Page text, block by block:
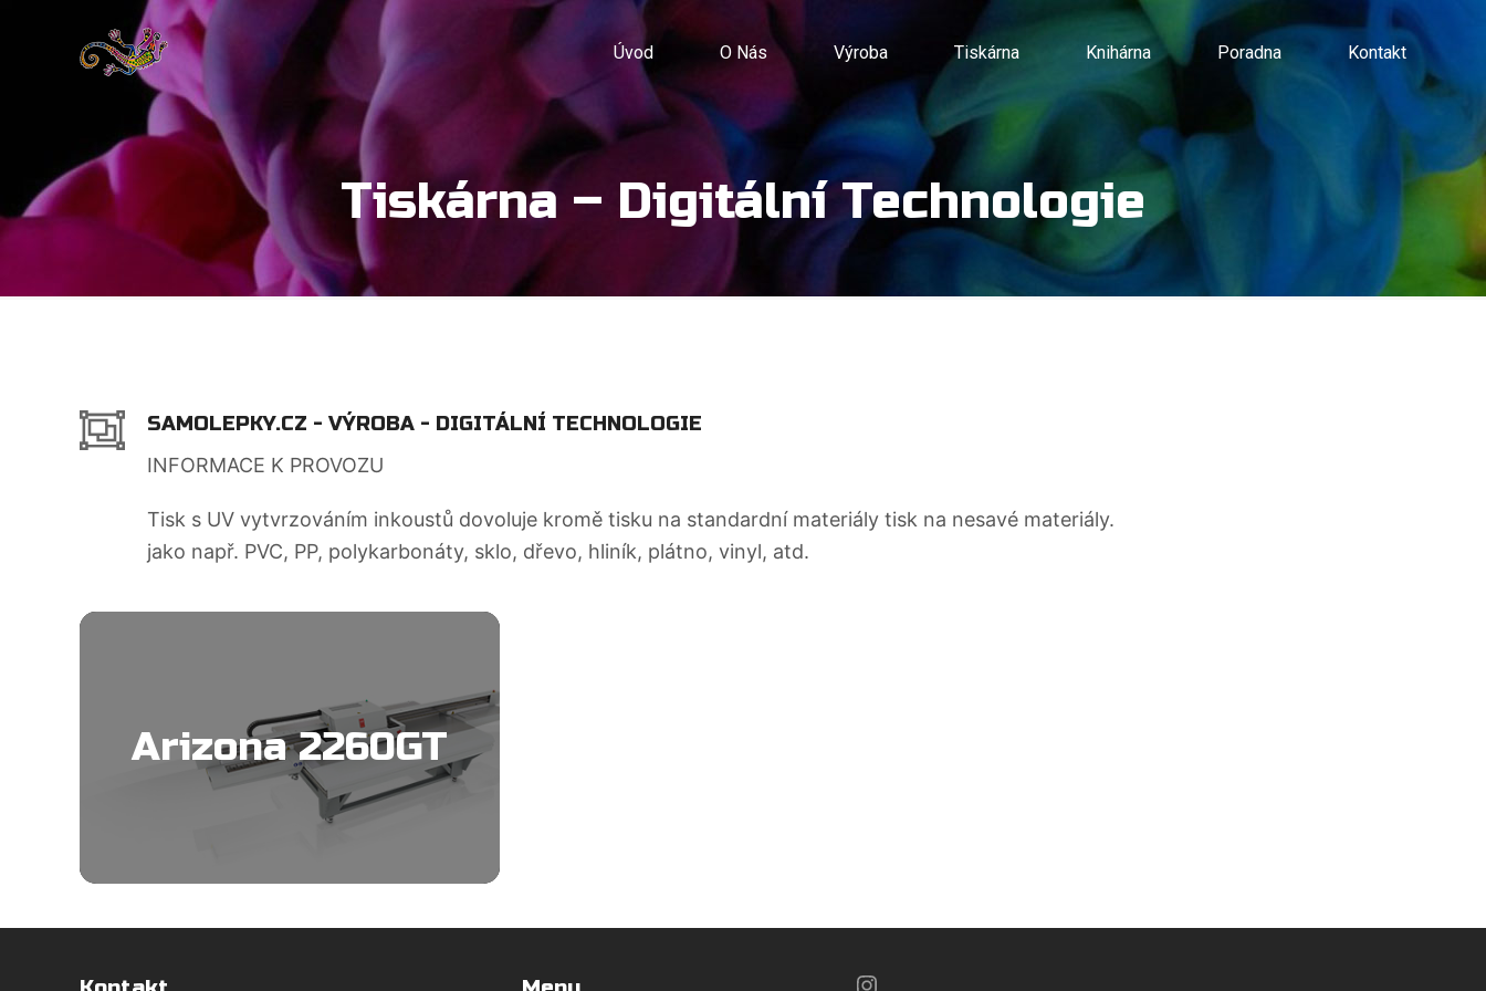
Úvod O Nás Výroba Tiskárna Knihárna Poradna Kontakt
Tiskárna – Digitální Technologie
SAMOLEPKY.CZ - VÝROBA - DIGITÁLNÍ TECHNOLOGIE
INFORMACE K PROVOZU
Tisk s UV vytvrzováním inkoustů dovoluje kromě tisku na standardní materiály tisk na nesavé materiály.
jako např. PVC, PP, polykarbonáty, sklo, dřevo, hliník, plátno, vinyl, atd.
Arizona 2260GT
https://www.instagram.com/